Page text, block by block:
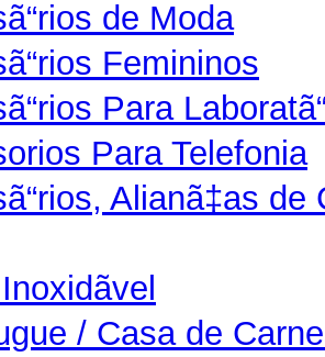
de Moda
Femininos
Para
Para Telefonia
Alianã‡as de
/ Casa de